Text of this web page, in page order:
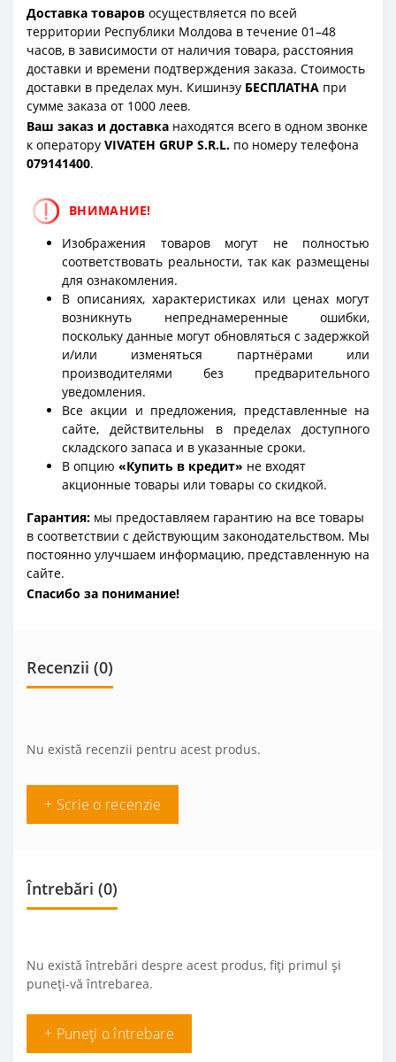
Доставка товаров осуществляется по всей
территории Республики Молдова в течение 01–48
часов, в зависимости от наличия товара, расстояния
доставки и времени подтверждения заказа. Стоимость
доставки в пределах мун. Кишинэу БЕСПЛАТНА при
сумме заказа от 1000 леев.
Ваш заказ и доставка находятся всего в одном звонке
к оператору VIVATEH GRUP S.R.L. по номеру телефона
079141400.
ВНИМАНИЕ!
Изображения товаров могут не полностью
соответствовать реальности, так как размещены
для ознакомления.
В описаниях, характеристиках или ценах могут
возникнуть непреднамеренные ошибки,
поскольку данные могут обновляться с задержкой
и/или изменяться партнёрами или
производителями без предварительного
уведомления.
Все акции и предложения, представленные на
сайте, действительны в пределах доступного
складского запаса и в указанные сроки.
В опцию «Купить в кредит» не входят
акционные товары или товары со скидкой.
Гарантия: мы предоставляем гарантию на все товары
в соответствии с действующим законодательством. Мы
постоянно улучшаем информацию, представленную на
сайте.
Спасибо за понимание!
Recenzii (0)
Nu există recenzii pentru acest produs.
+ Scrie o recenzie
Întrebări (0)
Nu există întrebări despre acest produs, fiți primul și
puneți-vă întrebarea.
+ Puneți o întrebare